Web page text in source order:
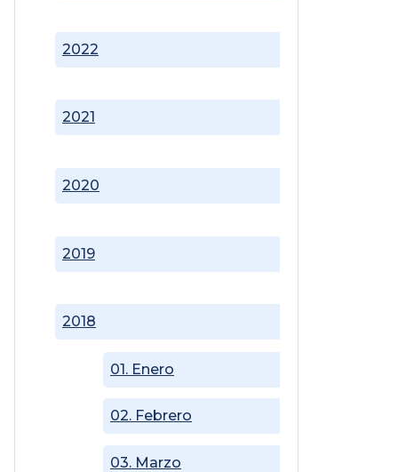
2018
01. Enero
02. Febrero
03. Marzo
2019
2020
2021
2022